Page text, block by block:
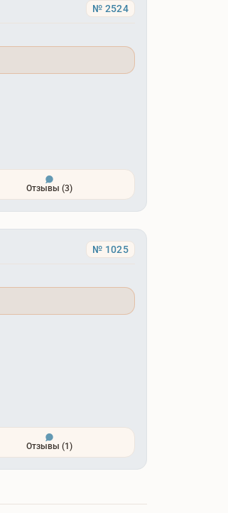
№ 2524
Отзывы(3)
№ 1025
Отзывы(1)